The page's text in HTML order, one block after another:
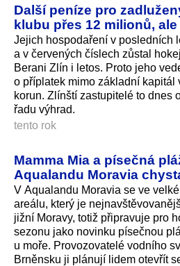
Další peníze pro
klubu přes 12 milionů,
Jejich hospodaření v posledních
a v červených číslech zůstal
Berani Zlín i letos. Proto jeho
o příplatek mimo základní kapitál
korun. Zlínští zastupitelé to dnes
řadu výhrad.
tento rok
Mamma Mia a písečná
Aqualandu Moravia
V Aqualandu Moravia se ve
areálu, který je
jižní Moravy, totiž připravuje pro
sezonu jako novinku písečnou
u moře. Provozovatelé vodního
Brněnsku ji plánují lidem otevřít